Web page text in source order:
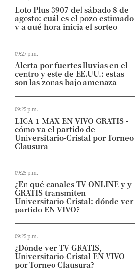
Loto Plus 3907 del sábado 8 de
agosto: cuál es el pozo estimado
y a qué hora inicia el sorteo
09:27 p.m.
Alerta por fuertes lluvias en el
centro y este de EE.UU.: estas
son las zonas bajo amenaza
09:25 p.m.
LIGA 1 MAX EN VIVO GRATIS -
cómo va el partido de
Universitario-Cristal por Torneo
Clausura
09:25 p.m.
¿En qué canales TV ONLINE y y
GRATIS transmiten
Universitario-Cristal: dónde ver
partido EN VIVO?
09:25 p.m.
¿Dónde ver TV GRATIS,
Universitario-Cristal EN VIVO
por Torneo Clausura?